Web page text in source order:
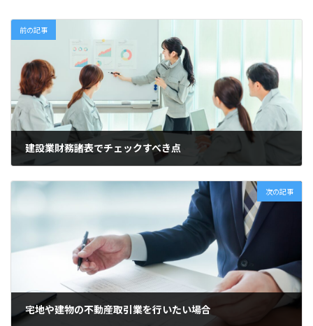
前の記事
建設業財務諸表でチェックすべき点
次の記事
宅地や建物の不動産取引業を行いたい場合